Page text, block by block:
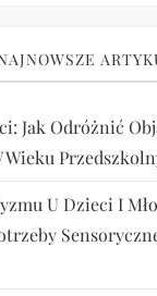
Jak Odróżnić
Wieku
U Dzieci I